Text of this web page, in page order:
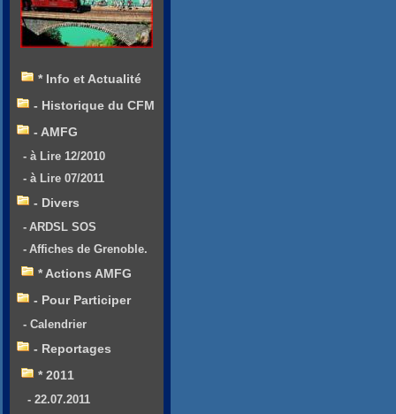
* Info et Actualité
- Historique du CFM
- AMFG
- à Lire 12/2010
- à Lire 07/2011
- Divers
- ARDSL SOS
- Affiches de Grenoble.
* Actions AMFG
- Pour Participer
- Calendrier
- Reportages
* 2011
- 22.07.2011